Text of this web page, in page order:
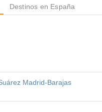
Destinos en España
Madrid-Barajas